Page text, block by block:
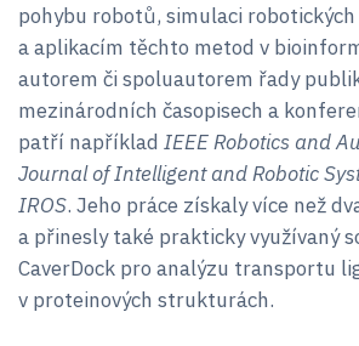
pohybu robotů, simulaci
a aplikacím těchto metod v
autorem či spoluautorem řady
mezinárodních časopisech a
patří například IEEE Robotics and
Journal of Intelligent and Robotic
IROS. Jeho práce získaly více než
a přinesly také prakticky využívaný
CaverDock pro analýzu transportu
v proteinových strukturách.